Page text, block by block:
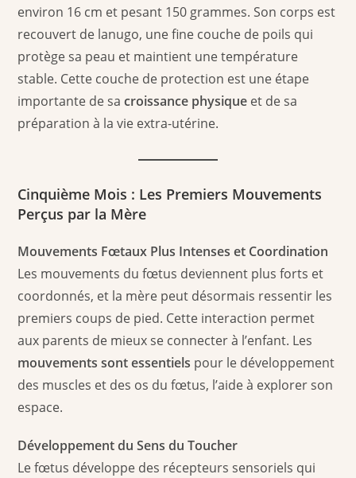
environ 16 cm et pesant 150 grammes. Son corps est
recouvert de lanugo, une fine couche de poils qui
protège sa peau et maintient une température
stable. Cette couche de protection est une étape
importante de sacroissance physique et de sa
préparation à la vie extra-utérine.
Cinquième Mois : Les Premiers Mouvements
Perçus par la Mère
Mouvements Fœtaux Plus Intenses et Coordination
Les mouvements du fœtus deviennent plus forts et
coordonnés, et la mère peut désormais ressentir les
premiers coups de pied. Cette interaction permet
aux parents de mieux se connecter à l’enfant. Les
mouvements sont essentiels pour le développement
des muscles et des os du fœtus, l’aide à explorer son
espace.
Développement du Sens du Toucher
Le fœtus développe des récepteurs sensoriels qui